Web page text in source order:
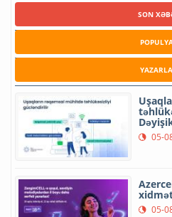
SON
05-
05-